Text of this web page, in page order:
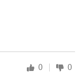
ერთ-
ჩაიწერა,
შესახებ"
0 0